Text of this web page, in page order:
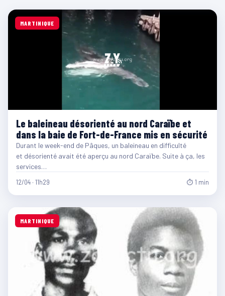
MARTINIQUE
Le baleineau désorienté au nord Caraïbe et
dans la baie de Fort-de-France mis en sécurité
Durant le week-end de Pâques, un baleineau en difficulté
et désorienté avait été aperçu au nord Caraïbe. Suite à ça, les
services…
12/04 · 11h29 ⏱ 1 min
MARTINIQUE